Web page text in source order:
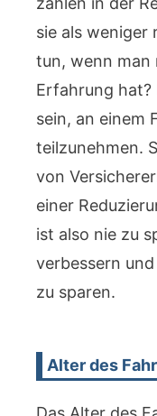
sie als weniger
tun, wenn man
Erfahrung
sein, an einem
teilzunehmen.
von
einer
ist also nie zu
verbessern
zu sparen.
Alter des